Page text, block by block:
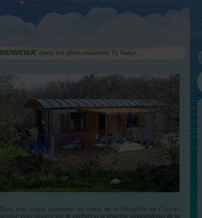
BIENVENUE dans les gîtes-roulottes Ty Natur...
Dans une nature luxuriante au coeur de la Presqu'île de Crozon,
laissez-vous séduire par le confort et le charme exceptionnel de la